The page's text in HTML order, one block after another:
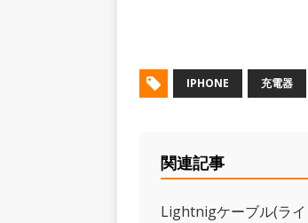
IPHONE 充電器
関連記事
Lightnigケーブル(ラ